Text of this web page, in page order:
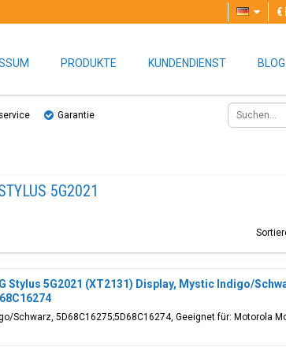
€
PRODUKTE KUNDENDIENST BLOG
Garantie
5G2021
Stylus 5G2021 (XT2131) Display, Mystic Indigo/
Schwarz, 5D68C16275;5D68C16274, Geeignet für: Motorola